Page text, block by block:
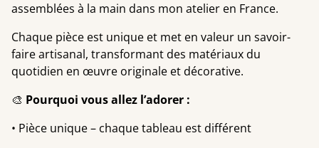
assemblées à la main dans mon atelier en France.
Chaque pièce est unique et met en valeur un savoir-
faire artisanal, transformant des matériaux du
quotidien en œuvre originale et décorative.
🎨 Pourquoi vous allez l’adorer :
• Pièce unique – chaque tableau est différent